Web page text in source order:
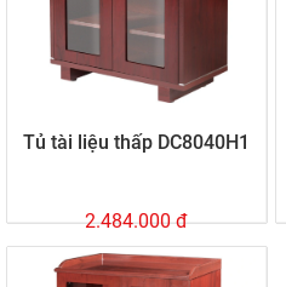
Tủ tài liệu thấp DC8040H1
2.484.000 đ